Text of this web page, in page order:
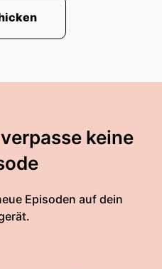
keine
Episoden auf dein